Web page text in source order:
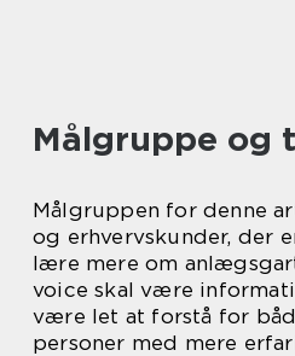
Målgruppe og
Målgruppen for denne
og erhvervskunder, der
lære mere om
voice skal være
være let at forstå for
personer med mere